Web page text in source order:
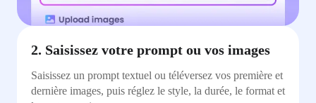
2. Saisissez votre prompt ou vos images
Saisissez un prompt textuel ou téléversez vos première et
dernière images, puis réglez le style, la durée, le format et